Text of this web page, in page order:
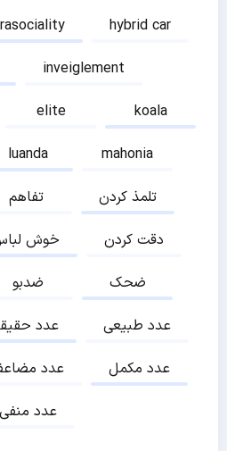
hybrid car
inveiglement
elite
koala
luanda
mahonia
تفاهم
تلمذ کردن
خوش
دقت کردن
ضدبو
ضحک
عدد
عدد طبیعی
عدد
عدد مکمل
عدد منفی